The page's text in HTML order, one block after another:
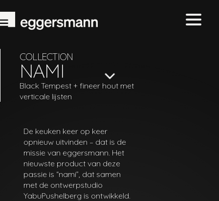
COLLECTION
NAMI
Black Tempest + fineer hout met
verticale lijsten
De keuken keer op keer
opnieuw uitvinden – dat is de
missie van eggersmann. Het
nieuwste product van deze
passie is “nami”, dat samen
met de ontwerpstudio
YabuPushelberg is ontwikkeld.